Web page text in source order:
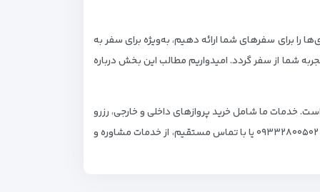
را برای سفرهای شما ارائه دهیم، به‌ویژه برای سفر به
شما از سفر گردد. امیدواریم مطالب این بخش درباره
خدمات ما شامل خرید پروازهای داخلی و خارجی، رزرو
به شماره ۰۹۳۳۲۸۰۰۵۰۲ یا با تماس مستقیم، از خدمات مشاوره و